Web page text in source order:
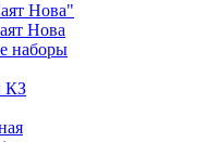
Нова"
Нова
наборы
КЗ